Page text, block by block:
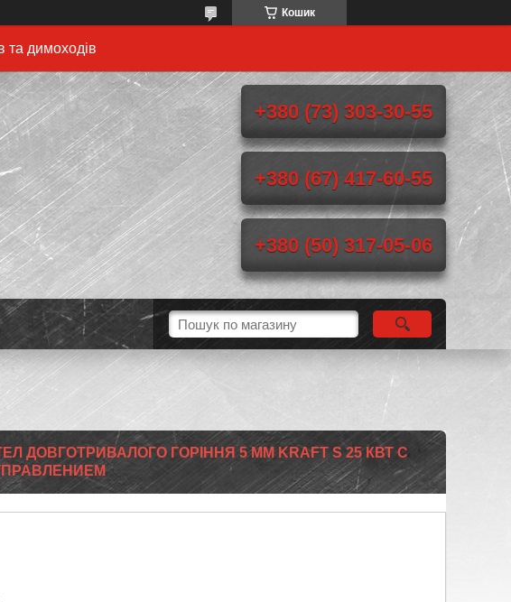
Кошик
та димоходів
+380 (73) 303-30-55
+380 (67) 417-60-55
+380 (50) 317-05-06
ДОВГОТРИВАЛОГО ГОРІННЯ 5 ММ KRAFT S 25 КВТ С